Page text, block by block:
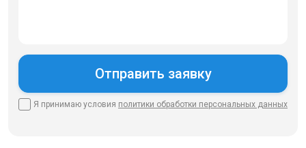
Я принимаю условия политики обработки персональных данных